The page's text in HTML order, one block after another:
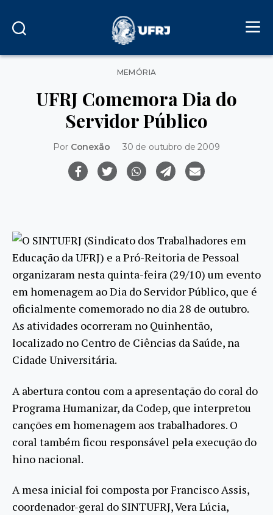
Categorias
MEMÓRIA
UFRJ Comemora Dia do
Servidor Público
Por Conexão 30 de outubro de 2009
O SINTUFRJ (Sindicato dos Trabalhadores em
Educação da UFRJ) e a Pró-Reitoria de Pessoal
organizaram nesta quinta-feira (29/10) um evento
em homenagem ao Dia do Servidor Público, que é
oficialmente comemorado no dia 28 de outubro.
As atividades ocorreram no Quinhentão,
localizado no Centro de Ciências da Saúde, na
Cidade Universitária.
A abertura contou com a apresentação do coral do
Programa Humanizar, da Codep, que interpretou
canções em homenagem aos trabalhadores. O
coral também ficou responsável pela execução do
hino nacional.
A mesa inicial foi composta por Francisco Assis,
coordenador-geral do SINTUFRJ, Vera Lúcia,